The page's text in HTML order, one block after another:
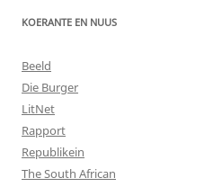
KOERANTE EN NUUS
Beeld
Die Burger
LitNet
Rapport
Republikein
The South African